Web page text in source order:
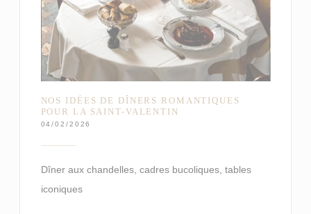
NOS IDÉES DE DÎNERS ROMANTIQUES
POUR LA SAINT-VALENTIN
04/02/2026
Dîner aux chandelles, cadres bucoliques, tables
iconiques